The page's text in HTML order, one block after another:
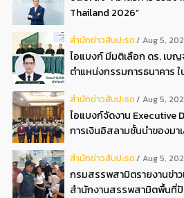
Thailand 2026”
สํานักข่าวสับปะรด Aug 5,
ไอแบงก์ มีมติเลือก ดร. เบ
ตำแหน่งกรรมการธนาคาร
สํานักข่าวสับปะรด Aug 5,
ไอแบงก์จัดงาน Executive
การเงินอิสลามชั้นนำของม
อิสลามแห่งอนาคต
สํานักข่าวสับปะรด Aug 5,
กรมสรรพสามิตรายงานข่า
สำนักงานสรรพสามิตพื้นที่ปั